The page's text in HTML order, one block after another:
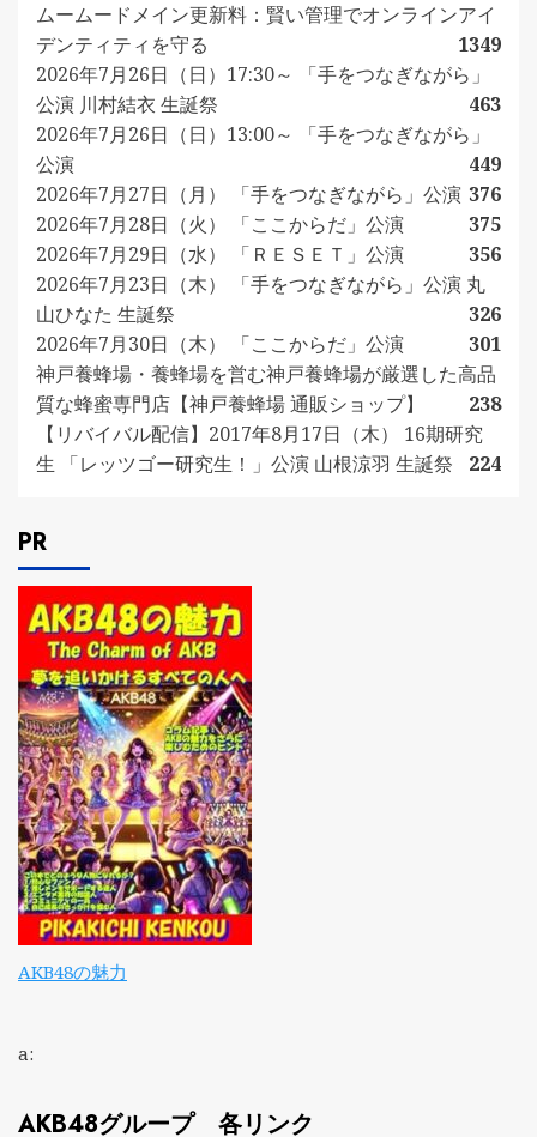
ムームードメイン更新料：賢い管理でオンラインアイ
デンティティを守る
1349
2026年7月26日（日）17:30～ 「手をつなぎながら」
公演 川村結衣 生誕祭
463
2026年7月26日（日）13:00～ 「手をつなぎながら」
公演
449
2026年7月27日（月） 「手をつなぎながら」公演 376
2026年7月28日（火） 「ここからだ」公演
375
2026年7月29日（水） 「ＲＥＳＥＴ」公演
356
2026年7月23日（木） 「手をつなぎながら」公演 丸
山ひなた 生誕祭
326
2026年7月30日（木） 「ここからだ」公演
301
神戸養蜂場・養蜂場を営む神戸養蜂場が厳選した高品
質な蜂蜜専門店【神戸養蜂場 通販ショップ】
238
【リバイバル配信】2017年8月17日（木） 16期研究
生 「レッツゴー研究生！」公演 山根涼羽 生誕祭
224
PR
AKB48の魅力
a:
AKB48グループ 各リンク